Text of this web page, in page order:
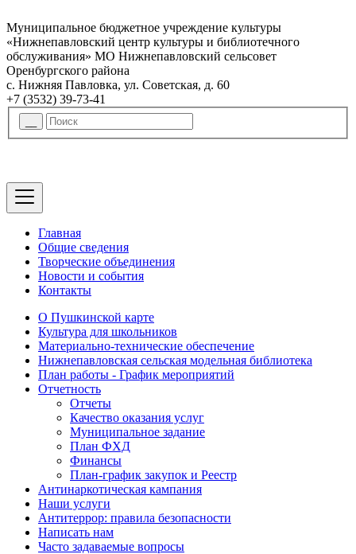
Муниципальное бюджетное учреждение культуры
«Нижнепавловский центр культуры и библиотечного
обслуживания» МО Нижнепавловский сельсовет
Оренбургского района
с. Нижняя Павловка, ул. Советская, д. 60
+7 (3532) 39-73-41
Главная
Общие сведения
Творческие объединения
Новости и события
Контакты
О Пушкинской карте
Культура для школьников
Материально-технические обеспечение
Нижнепавловская сельская модельная библиотека
План работы - График мероприятий
Отчетность
Отчеты
Качество оказания услуг
Муниципальное задание
План ФХД
Финансы
План-график закупок и Реестр
Антинаркотическая кампания
Наши услуги
Антитеррор: правила безопасности
Написать нам
Часто задаваемые вопросы